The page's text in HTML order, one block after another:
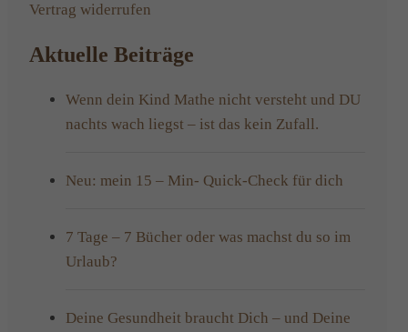
Vertrag widerrufen
Aktuelle Beiträge
Wenn dein Kind Mathe nicht versteht und DU
nachts wach liegst – ist das kein Zufall.
Neu: mein 15 – Min- Quick-Check für dich
7 Tage – 7 Bücher oder was machst du so im
Urlaub?
Deine Gesundheit braucht Dich – und Deine